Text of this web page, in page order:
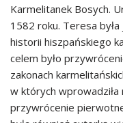
Karmelitanek Bosych.
1582 roku. Teresa
historii hiszpańskiego
celem było
zakonach
w których
przywrócenie